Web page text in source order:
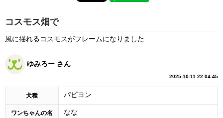
コスモス畑で
風に揺れるコスモスがフレームになりました
ゆみろー さん
2025-10-11 22:04:45
犬種 パピヨン
ワンちゃんの名
なな